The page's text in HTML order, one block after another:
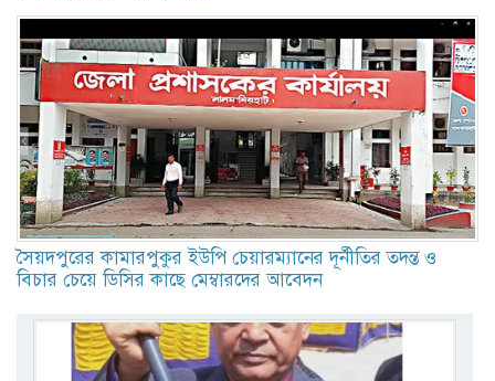
সৈয়দপুরের কামারপুকুর ইউপি চেয়ারম্যানের দূর্নীতির তদন্ত ও
বিচার চেয়ে ডিসির কাছে মেম্বারদের আবেদন